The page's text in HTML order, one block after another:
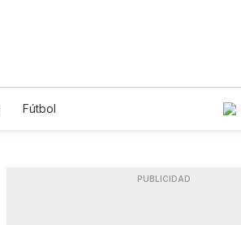
Fútbol
PUBLICIDAD